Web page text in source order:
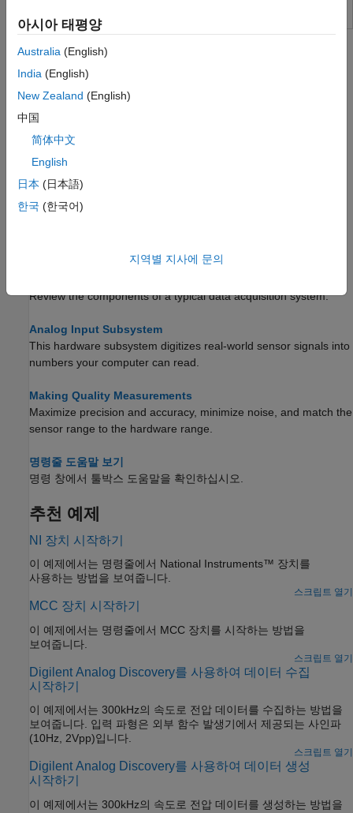
튜토리얼
DataAcquisition 객체
아날로그 입력 레코더로 데이터 수집
아날로그 입력 레코더
아날로그 출력 생성기를 사용하여 신호 생성하기
아날로그 출력 생성기
정의하고 생성하십시오.
데이터 수집 소개
Review the components of a typical data acquisition system.
Analog Input Subsystem
This hardware subsystem digitizes real-world sensor signals into
numbers your computer can read.
Making Quality Measurements
Maximize precision and accuracy, minimize noise, and match the
sensor range to the hardware range.
명령줄 도움말 보기
명령 창에서 툴박스 도움말을 확인하십시오.
추천 예제
NI 장치 시작하기
이 예제에서는 명령줄에서 National Instruments™ 장치를
사용하는 방법을 보여줍니다.
스크립트 열기
MCC 장치 시작하기
이 예제에서는 명령줄에서 MCC 장치를 시작하는 방법을
보여줍니다.
스크립트 열기
Digilent Analog Discovery를 사용하여 데이터 수집
시작하기
이 예제에서는 300kHz의 속도로 전압 데이터를 수집하는 방법을
보여줍니다. 입력 파형은 외부 함수 발생기에서 제공되는 사인파
(10Hz, 2Vpp)입니다.
스크립트 열기
Digilent Analog Discovery를 사용하여 데이터 생성
시작하기
이 예제에서는 300kHz의 속도로 전압 데이터를 생성하는 방법을
아시아 태평양
Australia (English)
India (English)
New Zealand (English)
中国
简体中文
English
日本 (日本語)
한국 (한국어)
지역별 지사에 문의